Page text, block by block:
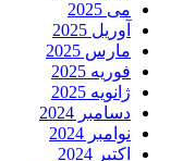
می 2025
آوریل 2025
مارس 2025
فوریه 2025
ژانویه 2025
دسامبر 2024
نوامبر 2024
اکتبر 2024